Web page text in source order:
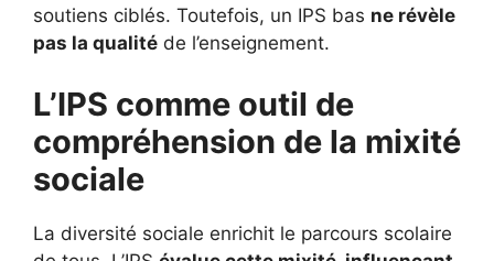
soutiens ciblés. Toutefois, un IPS bas ne révèle
pas la qualité de l’enseignement.
L’IPS comme outil de
compréhension de la mixité
sociale
La diversité sociale enrichit le parcours scolaire